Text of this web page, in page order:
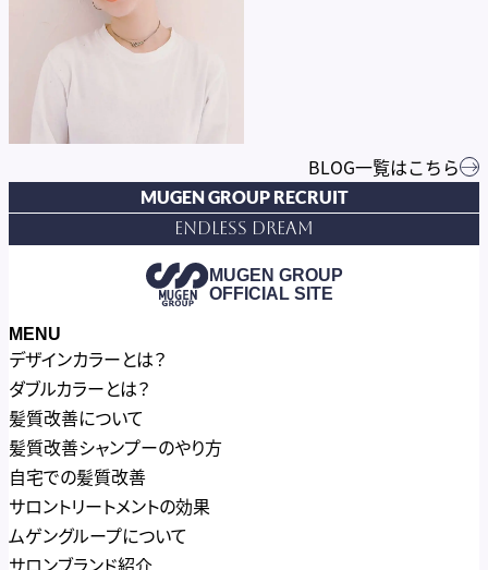
BLOG一覧はこちら
MUGEN GROUP RECRUIT
Endless Dream
MUGEN GROUP
OFFICIAL SITE
MENU
デザインカラーとは？
ダブルカラーとは？
髪質改善について
髪質改善シャンプーのやり方
自宅での髪質改善
サロントリートメントの効果
ムゲングループについて
サロンブランド紹介